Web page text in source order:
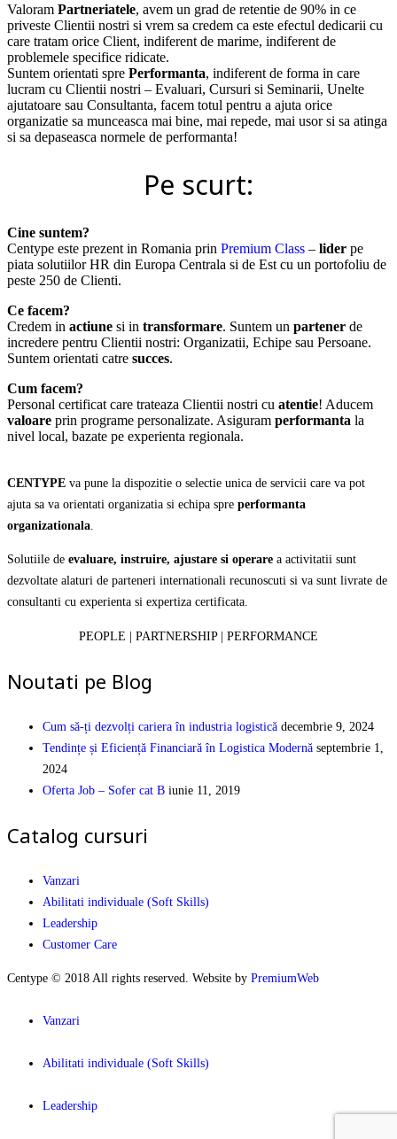
Valoram Partneriatele, avem un grad de retentie de 90% in ce
priveste Clientii nostri si vrem sa credem ca este efectul dedicarii cu
care tratam orice Client, indiferent de marime, indiferent de
problemele specifice ridicate.
Suntem orientati spre Performanta, indiferent de forma in care
lucram cu Clientii nostri – Evaluari, Cursuri si Seminarii, Unelte
ajutatoare sau Consultanta, facem totul pentru a ajuta orice
organizatie sa munceasca mai bine, mai repede, mai usor si sa atinga
si sa depaseasca normele de performanta!
Pe scurt:
Cine suntem?
Centype este prezent in Romania prin Premium Class – lider pe
piata solutiilor HR din Europa Centrala si de Est cu un portofoliu de
peste 250 de Clienti.
Ce facem?
Credem in actiune si in transformare. Suntem un partener de
incredere pentru Clientii nostri: Organizatii, Echipe sau Persoane.
Suntem orientati catre succes.
Cum facem?
Personal certificat care trateaza Clientii nostri cu atentie! Aducem
valoare prin programe personalizate. Asiguram performanta la
nivel local, bazate pe experienta regionala.
CENTYPE va pune la dispozitie o selectie unica de servicii care va pot
ajuta sa va orientati organizatia si echipa spre performanta
organizationala
Solutiile de evaluare, instruire, ajustare si operare a activitatii sunt
dezvoltate alaturi de parteneri internationali recunoscuti si va sunt livrate de
consultanti cu experienta si expertiza certificata.
PEOPLE | PARTNERSHIP | PERFORMANCE
Noutati pe Blog
Cum să-ți dezvolți cariera în industria logistică decembrie 9, 2024
Tendințe și Eficiență Financiară în Logistica Modernă septembrie 1,
2024
Oferta Job – Sofer cat B iunie 11, 2019
Catalog cursuri
Vanzari
Abilitati individuale (Soft Skills)
Leadership
Customer Care
Centype © 2018 All rights reserved. Website by PremiumWeb
Vanzari
Abilitati individuale (Soft Skills)
Leadership